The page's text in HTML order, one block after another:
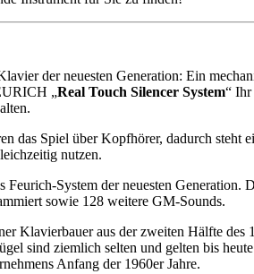
der neuesten Generation: Ein
„Real Touch Silencer System“ Ihr
das Spiel über Kopfhörer, dadurch steht
nutzen.
Feurich-System der neuesten
sowie 128 weitere GM-Sounds.
Klavierbauer aus der zweiten Hälfte des
sind ziemlich selten und gelten bis
Anfang der 1960er Jahre.